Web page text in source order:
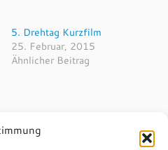
5. Drehtag Kurzfilm
25. Februar, 2015
Ähnlicher Beitrag